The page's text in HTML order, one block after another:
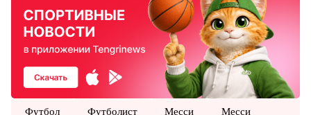
Футбол Футболист Месси
Месси